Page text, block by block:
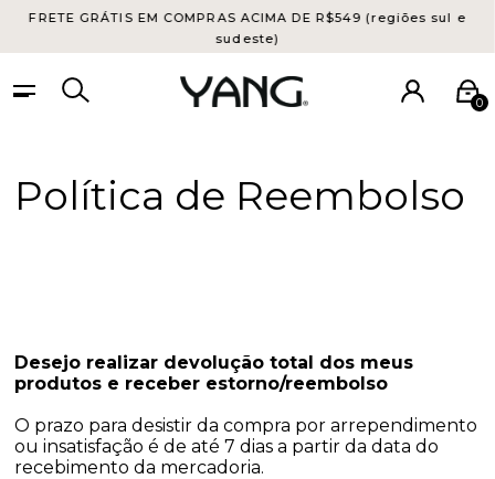
FRETE GRÁTIS EM COMPRAS ACIMA DE R$549 (regiões sul e
sudeste)
0
Política de Reembolso
Desejo realizar devolução total dos meus
produtos e receber estorno/reembolso
O prazo para desistir da compra por arrependimento
ou insatisfação é de até 7 dias a partir da data do
recebimento da mercadoria.